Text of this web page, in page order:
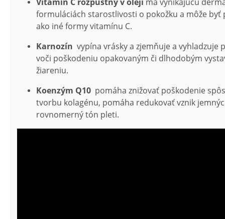
formuláciách starostlivosti o pokožku a môže byť
ako iné formy vitamínu C.
Karnozín vypína vrásky a zjemňuje a vyhladzuje
voči poškodeniu opakovaným či dlhodobým
žiareniu.
Koenzým Q10 pomáha znižovať poškodenie
tvorbu kolagénu, pomáha redukovať vznik
rovnomerný tón pleti.